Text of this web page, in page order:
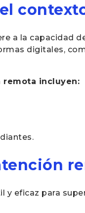
a la capacidad
digitales,
remota incluyen:
eficaz para